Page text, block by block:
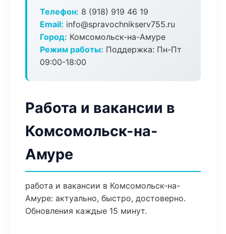
Телефон: 8 (918) 919 46 19
Email: info@spravochnikserv755.ru
Город: Комсомольск-на-Амуре
Режим работы: Поддержка: Пн-Пт
09:00-18:00
Работа и вакансии в
Комсомольск-на-
Амуре
работа и вакансии в Комсомольск-на-
Амуре: актуально, быстро, достоверно.
Обновления каждые 15 минут.